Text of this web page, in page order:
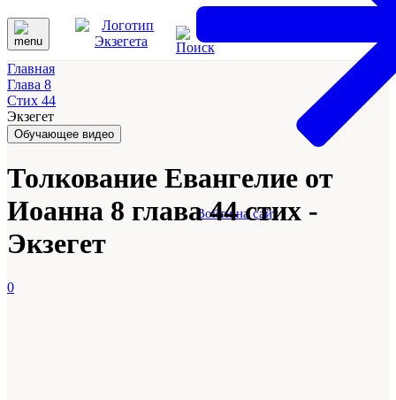
Войти на сайт
Главная
Глава 8
Стих 44
Экзегет
Обучающее видео
Толкование Евангелие от
Иоанна 8 глава 44 стих -
Экзегет
0